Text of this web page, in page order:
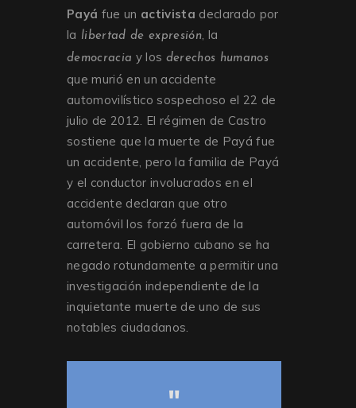
Payá fue un activista declarado por
la libertad de expresión, la
democracia y los derechos humanos
que murió en un accidente
automovilístico sospechoso el 22 de
julio de 2012. El régimen de Castro
sostiene que la muerte de Payá fue
un accidente, pero la familia de Payá
y el conductor involucrados en el
accidente declaran que otro
automóvil los forzó fuera de la
carretera. El gobierno cubano se ha
negado rotundamente a permitir una
investigación independiente de la
inquietante muerte de uno de sus
notables ciudadanos.